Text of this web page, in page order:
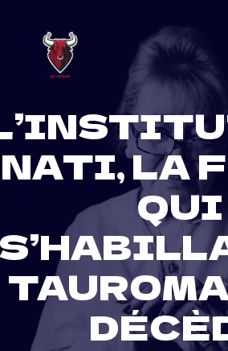
content
NATI, LA
QUI